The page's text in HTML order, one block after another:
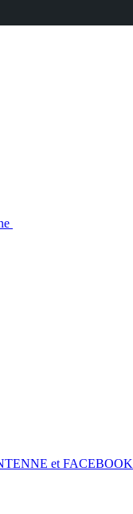
et FACEBOOK